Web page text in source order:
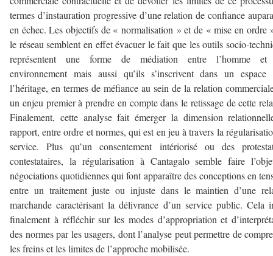
termes d’instauration progressive d’une relation de confiance
en échec. Les objectifs de « normalisation » et de « mise en ordre
le réseau semblent en effet évacuer le fait que les outils socio-
représentent une forme de médiation entre l’homme et
environnement mais aussi qu’ils s’inscrivent dans un espace
l’héritage, en termes de méfiance au sein de la relation
un enjeu premier à prendre en compte dans le retissage de cette
Finalement, cette analyse fait émerger la dimension
rapport, entre ordre et normes, qui est en jeu à travers la
service. Plus qu’un consentement intériorisé ou des
contestataires, la régularisation à Cantagalo semble faire
négociations quotidiennes qui font apparaître des conceptions en
entre un traitement juste ou injuste dans le maintien d’une
marchande caractérisant la délivrance d’un service public. Cela
finalement à réfléchir sur les modes d’appropriation et
des normes par les usagers, dont l’analyse peut permettre de
les freins et les limites de l’approche mobilisée.